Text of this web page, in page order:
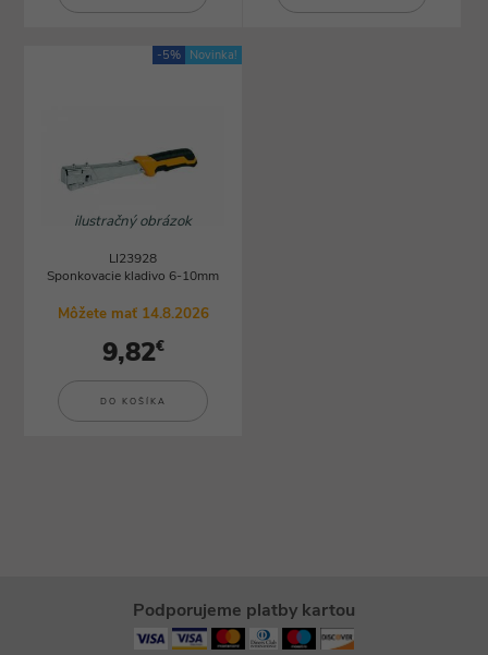
Novinka!
-5%
ilustračný obrázok
LI23928
Sponkovacie kladivo 6-10mm
Môžete mať 14.8.2026
9,82€
DO KOŠÍKA
Podporujeme platby kartou